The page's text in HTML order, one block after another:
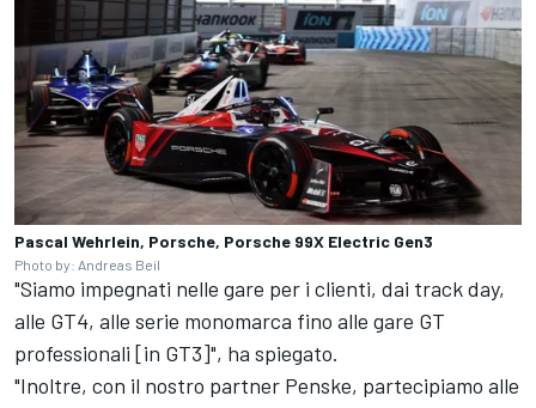
Pascal Wehrlein, Porsche, Porsche 99X Electric Gen3
Photo by: Andreas Beil
"Siamo impegnati nelle gare per i clienti, dai track day,
alle GT4, alle serie monomarca fino alle gare GT
professionali [in GT3]", ha spiegato.
"Inoltre, con il nostro partner Penske, partecipiamo alle